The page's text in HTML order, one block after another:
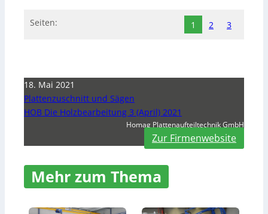
Seiten: 1 2 3
18. Mai 2021
Plattenzuschnitt und Sägen
HOB Die Holzbearbeitung 3 (April) 2021
Homag Plattenaufteiltechnik GmbH
Zur Firmenwebsite
Mehr zum Thema